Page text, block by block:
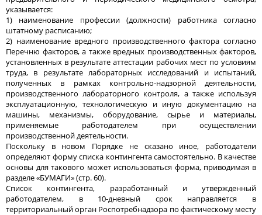
указывается:
1) наименование профессии (должности) работника согласно
штатному расписанию;
2) наименование вредного производственного фактора согласно
Перечню факторов, а также вредных производственных факторов,
установленных в результате аттестации рабочих мест по условиям
труда, в результате лабораторных исследований и испытаний,
полученных в рамках контрольно-надзорной деятельности,
производственного лабораторного контроля, а также используя
эксплуатационную, технологическую и иную документацию на
машины, механизмы, оборудование, сырье и материалы,
применяемые работодателем при осуществлении
производственной деятельности.
Поскольку в новом Порядке не сказано иное, работодатели
определяют форму списка контингента самостоятельно. В качестве
основы для такового может использоваться форма, приводимая в
разделе «БУМАГИ» (стр. 60).
Список контингента, разработанный и утвержденный
работодателем, в 10-дневный срок направляется в
территориальный орган Роспотребнадзора по фактическому месту